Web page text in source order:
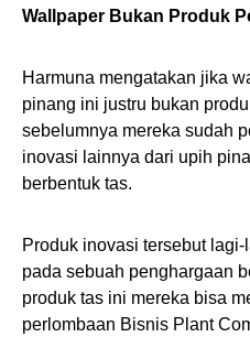
Wallpaper Bukan Produk
Harmuna mengatakan jika
pinang ini justru bukan
sebelumnya mereka sudah
inovasi lainnya dari upih
berbentuk tas.
Produk inovasi tersebut
pada sebuah penghargaan
produk tas ini mereka bisa
perlombaan Bisnis Plant